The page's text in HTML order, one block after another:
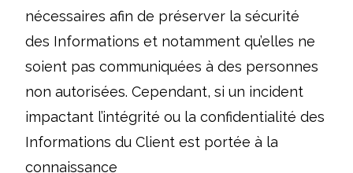
nécessaires afin de préserver la sécurité
des Informations et notamment qu’elles ne
soient pas communiquées à des personnes
non autorisées. Cependant, si un incident
impactant l’intégrité ou la confidentialité des
Informations du Client est portée à la
connaissance